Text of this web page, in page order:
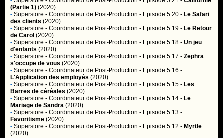
(Partie 1) (2020)
• Superstore - Coordinateur de Post-Production - Episode 5.20 - Le Safari
des clients (2020)
• Superstore - Coordinateur de Post-Production - Episode 5.19 - Le Retour
de Carol (2020)
• Superstore - Coordinateur de Post-Production - Episode 5.18 -Un jeu
d'enfants (2020)
• Superstore - Coordinateur de Post-Production - Episode 5.17 -Zephra
s'occupe de vous (2020)
• Superstore - Coordinateur de Post-Production - Episode 5.16 -
L'Application des employés (2020)
• Superstore - Coordinateur de Post-Production - Episode 5.15 - Les
Barres de céréales (2020)
• Superstore - Coordinateur de Post-Production - Episode 5.14 - Le
Mariage de Sandra (2020)
• Superstore - Coordinateur de Post-Production - Episode 5.13 -
Favoritisme (2020)
• Superstore - Coordinateur de Post-Production - Episode 5.12 - Myrtle
(2020)